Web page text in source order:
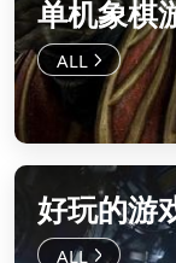
单机象棋
好玩的游